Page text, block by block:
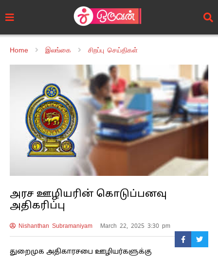
Home இலங்கை சிறப்பு செய்திகள்
அரச ஊழியரின் கொடுப்பனவு
அதிகரிப்பு
Nishanthan Subramaniyam March 22, 2025 3:30 pm
துறைமுக அதிகாரசபை ஊழியர்களுக்கு